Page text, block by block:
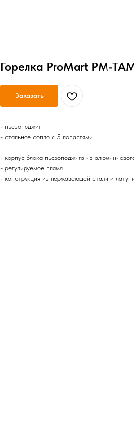
Горелка ProMart PM-
Заказать
- пьезоподжиг
- cтальное сопло с 5 лопастями
- корпус блока пьезоподжига из
- регулируемое пламя
- конструкция из нержавеющей стали и латуни